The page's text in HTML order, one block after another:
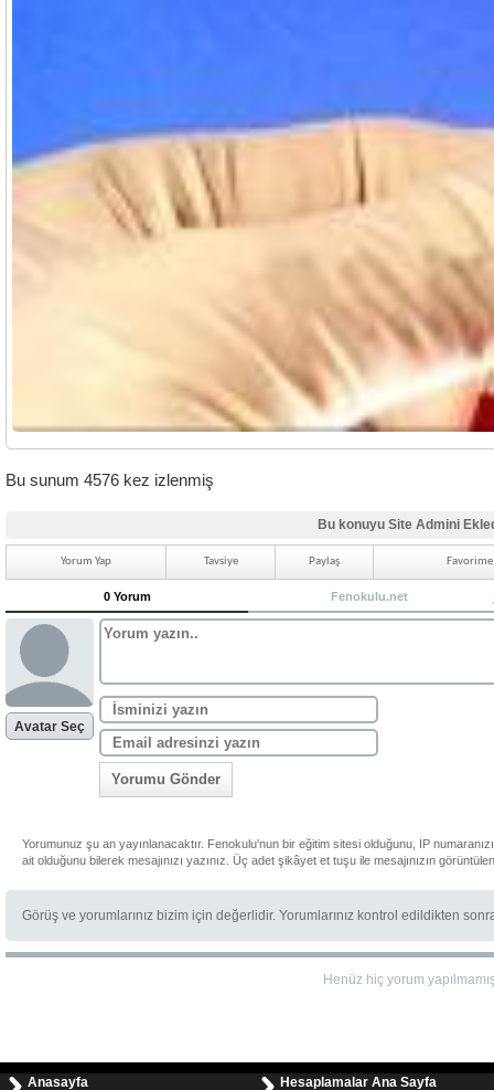
Bu sunum 4576 kez izlenmiş
Bu konuyu Site Admini
Yorum Yap Tavsiye Paylaş Favorime
0 Yorum Fenokulu.net
Avatar Seç
Yorumu Gönder
Yorumunuz şu an yayınlanacaktır. Fenokulu'nun bir eğitim sitesi olduğunu, IP
ait olduğunu bilerek mesajınızı yazınız. Üç adet şikâyet et tuşu ile mesajınızın
Görüş ve yorumlarınız bizim için değerlidir. Yorumlarınız kontrol edildikten
Henüz hiç yorum
Anasayfa Hesaplamalar Ana Sayfa